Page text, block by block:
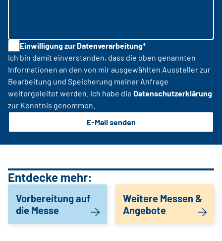
Einwilligung zur Datenverarbeitung*
Ich bin damit einverstanden, dass die oben genannten
Informationen an den von mir ausgewählten Aussteller zur
Bearbeitung und Speicherung meiner Anfrage
weitergeleitet werden. Ich habe die Datenschutzerklärung
zur Kenntnis genommen.
E-Mail senden
Entdecke mehr:
Vorbereitung auf
die Messe
Weitere Messen &
Angebote